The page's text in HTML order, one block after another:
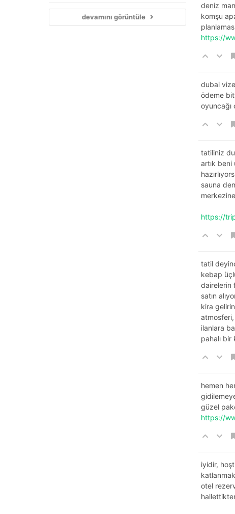
devamını görüntüle
deniz
komşu
https://
dubai
ödeme
oyuncağı
tatiliniz
artık
sauna
https://
tatil
kebap
dairelerin
satın
kira
atmosferi,
ilanlara
pahalı bir
hemen
güzel
https://
iyidir,
otel